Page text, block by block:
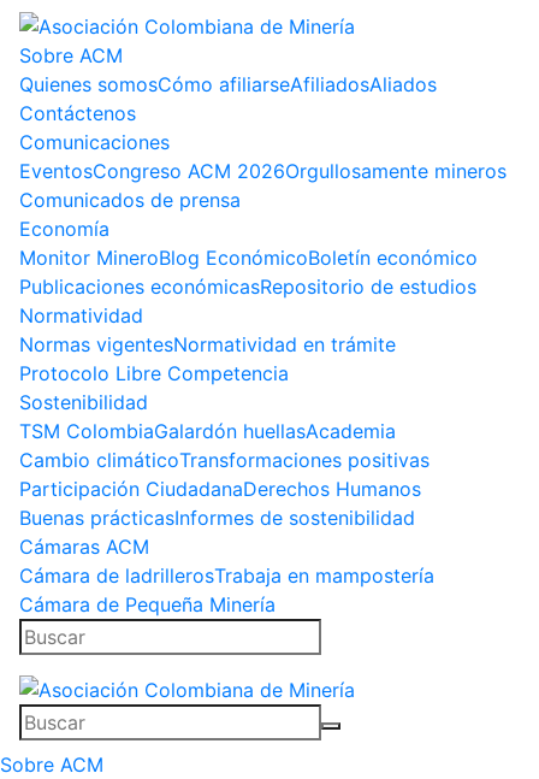
Sobre ACM
Quienes somosCómo afiliarseAfiliadosAliados
Contáctenos
Comunicaciones
EventosCongreso ACM 2026Orgullosamente mineros
Comunicados de prensa
Economía
Monitor MineroBlog EconómicoBoletín económico
Publicaciones económicasRepositorio de estudios
Normatividad
Normas vigentesNormatividad en trámite
Protocolo Libre Competencia
Sostenibilidad
TSM ColombiaGalardón huellasAcademia
Cambio climáticoTransformaciones positivas
Participación CiudadanaDerechos Humanos
Buenas prácticasInformes de sostenibilidad
Cámaras ACM
Cámara de ladrillerosTrabaja en mampostería
Cámara de Pequeña Minería
Sobre ACM